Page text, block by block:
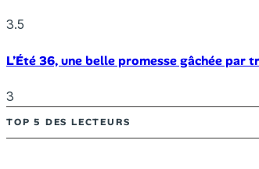
3.5
L’Été 36, une belle promesse gâchée par
3
TOP 5 DES LECTEURS